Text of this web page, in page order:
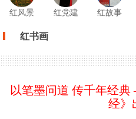
红风景 红党建 红故事
红书画
以笔墨问道 传千年经
经》